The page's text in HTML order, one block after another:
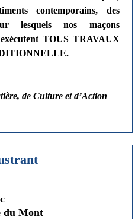
contemporains, des
lesquels nos maçons
TOUS TRAVAUX
de Culture et d’Action
du Mont